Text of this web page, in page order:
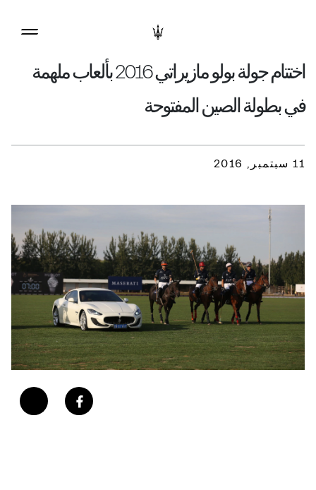
اختتام جولة بولو مازيراتي 2016 بألعاب ملهمة
في بطولة الصين المفتوحة
11 سبتمبر, 2016